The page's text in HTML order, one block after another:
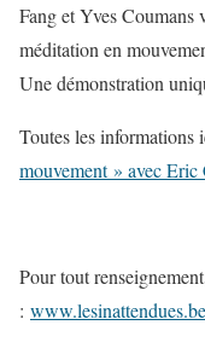
Fang et Yves Coumans
méditation en
Une démonstration
Toutes les informations
mouvement » avec
Pour tout
: www.lesinattendues.be